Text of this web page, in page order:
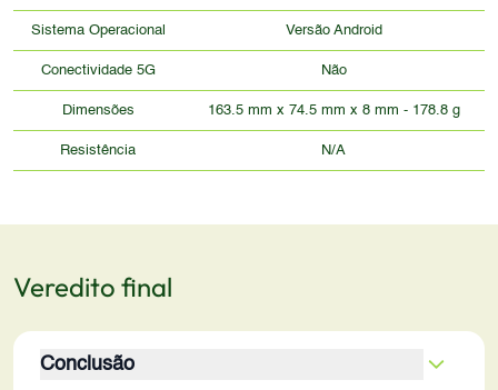
Sistema Operacional Versão Android
Conectividade 5G Não
Dimensões 163.5 mm x 74.5 mm x 8 mm - 178.8 g
Resistência N/A
Veredito final
Conclusão